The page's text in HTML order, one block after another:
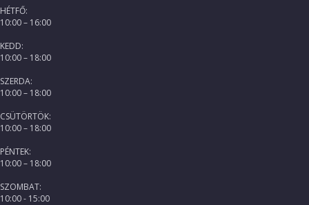
HÉTFŐ:
10:00 – 16:00
KEDD:
10:00 – 18:00
SZERDA:
10:00 – 18:00
CSÜTÖRTÖK:
10:00 – 18:00
PÉNTEK:
10:00 – 18:00
SZOMBAT:
10:00 - 15:00